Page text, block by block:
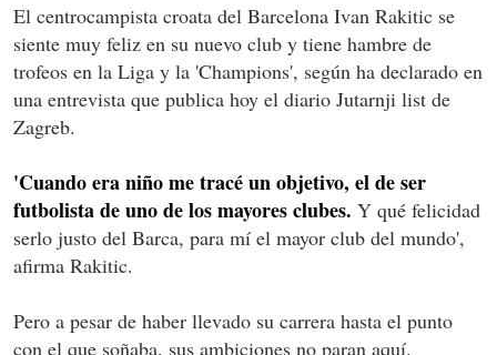
El centrocampista croata del Barcelona Ivan Rakitic se
siente muy feliz en su nuevo club y tiene hambre de
trofeos en la Liga y la 'Champions', según ha declarado en
una entrevista que publica hoy el diario Jutarnji list de
Zagreb.
'Cuando era niño me tracé un objetivo, el de ser
futbolista de uno de los mayores clubes. Y qué felicidad
serlo justo del Barca, para mí el mayor club del mundo',
afirma Rakitic.
Pero a pesar de haber llevado su carrera hasta el punto
con el que soñaba, sus ambiciones no paran aquí.